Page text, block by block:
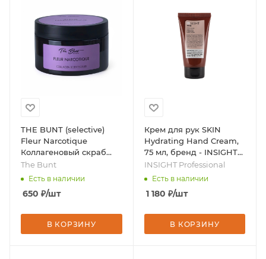
THE BUNT (selective)
Fleur Narcotique
Коллагеновый скраб
для тела, 250мл, бренд -
The Bunt
The Bunt
Есть в наличии
650 ₽/шт
В КОРЗИНУ
Крем для рук SKIN
Hydrating Hand Cream,
75 мл, бренд - INSIGHT
Professional
INSIGHT Professional
Есть в наличии
1 180 ₽/шт
В КОРЗИНУ